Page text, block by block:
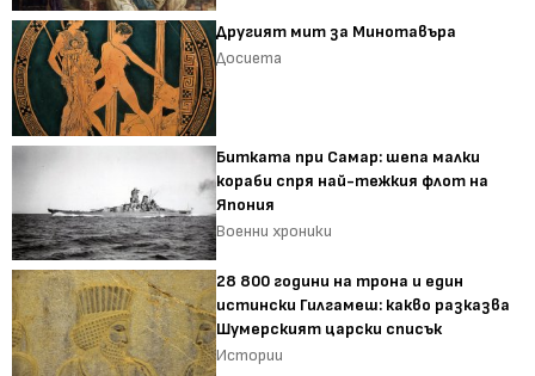
Другият мит за Минотавъра
Досиета
Битката при Самар: шепа малки
кораби спря най-тежкия флот на
Япония
Военни хроники
28 800 години на трона и един
истински Гилгамеш: какво разказва
Шумерският царски списък
Истории